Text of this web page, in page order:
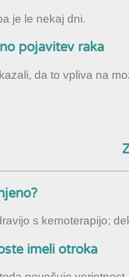
je le nekaj dni.
pojavitev raka
da to vpliva na
s kemoterapijo;
imeli otroka